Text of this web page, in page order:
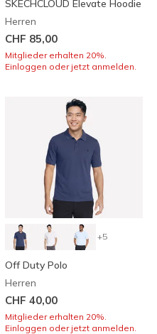
SKECHCLOUD Elevate Hoodie
Herren
CHF 85,00
Mitglieder erhalten 20%.
Einloggen oder jetzt anmelden.
+5
Off Duty Polo
Herren
CHF 40,00
Mitglieder erhalten 20%.
Einloggen oder jetzt anmelden.